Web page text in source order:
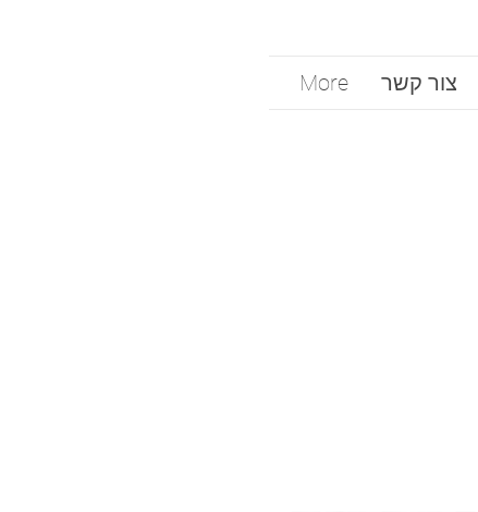
צור קשר More